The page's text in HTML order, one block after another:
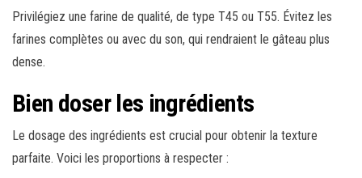
Privilégiez une farine de qualité, de type T45 ou T55. Évitez les
farines complètes ou avec du son, qui rendraient le gâteau plus
dense.
Bien doser les ingrédients
Le dosage des ingrédients est crucial pour obtenir la texture
parfaite. Voici les proportions à respecter :